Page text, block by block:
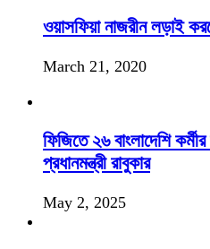
ওয়াসফিয়া নাজরীন লড়াই
March 21, 2020
ফিজিতে ২৬ বাংলাদেশি
প্রধানমন্ত্রী রাবুকার
May 2, 2025